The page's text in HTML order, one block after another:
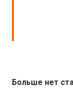
Больше нет